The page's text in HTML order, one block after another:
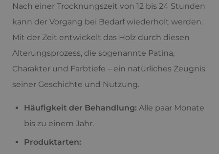
Nach einer Trocknungszeit von 12 bis 24 Stunden
kann der Vorgang bei Bedarf wiederholt werden.
Mit der Zeit entwickelt das Holz durch diesen
Alterungsprozess, die sogenannte Patina,
Charakter und Farbtiefe – ein natürliches Zeugnis
seiner Geschichte und Nutzung.
Häufigkeit der Behandlung: Alle paar Monate
bis zu einem Jahr.
Produktarten: